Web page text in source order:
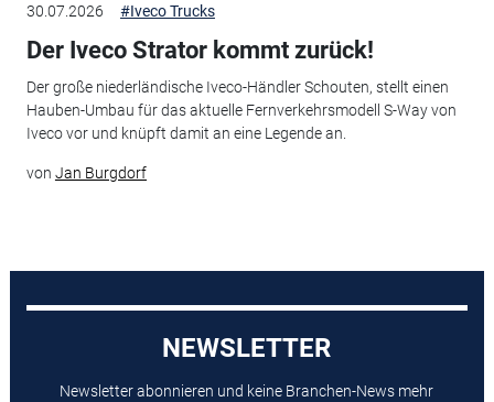
30.07.2026 #Iveco Trucks
Der Iveco Strator kommt zurück!
Der große niederländische Iveco-Händler Schouten, stellt einen
Hauben-Umbau für das aktuelle Fernverkehrsmodell S-Way von
Iveco vor und knüpft damit an eine Legende an.
von Jan Burgdorf
NEWSLETTER
Newsletter abonnieren und keine Branchen-News mehr